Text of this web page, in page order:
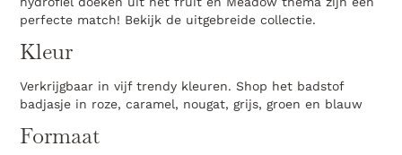
perfecte match! Bekijk de uitgebreide collectie.
Kleur
Verkrijgbaar in vijf trendy kleuren. Shop het badstof
badjasje in roze, caramel, nougat, grijs, groen en blauw
Formaat